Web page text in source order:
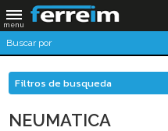
Filtros de busqueda
NEUMATICA